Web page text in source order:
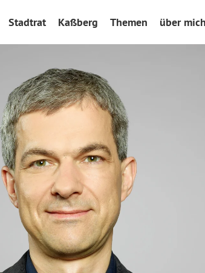
Stadtrat Kaßberg Themen über mich